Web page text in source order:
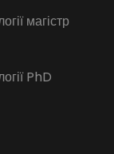
магістр
PhD